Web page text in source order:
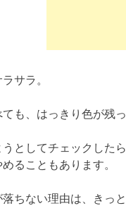
サラ。
も、はっきり色が残っ
としてチェックした
ることもあります。
ちない理由は、きっ